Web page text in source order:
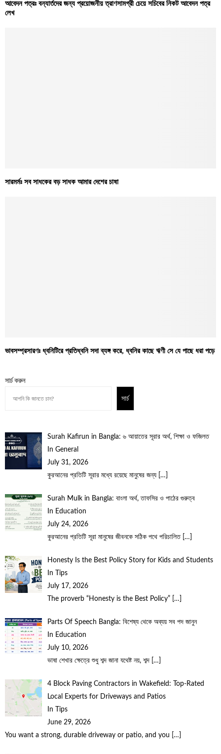
আবেদন পত্রঃ বন্যার্তদের জন্য প্রয়োজনীয় ত্রাণসামগ্রী চেয়ে সচিবের নিকট আবেদন পত্র
লেখ
সারমর্মঃ সব সাধকের বড় সাধক আমার দেশের চাষা
ভাবসম্প্রসারণঃ ধ্বনিটিরে প্রতিধ্বনি সদা ব্যঙ্গ করে, ধ্বনির কাছে ঋণী সে যে পাছে ধরা পড়ে
সার্চ করুন
সার্চ
Surah Kafirun in Bangla: ৬ আয়াতের সূরার অর্থ, শিক্ষা ও ফজিলত
In General
July 31, 2026
কুরআনের প্রতিটি সূরার মধ্যে রয়েছে মানুষের জন্য […]
Surah Mulk in Bangla: বাংলা অর্থ, তাফসির ও পাঠের গুরুত্ব
In Education
July 24, 2026
কুরআনের প্রতিটি সূরা মানুষের জীবনকে সঠিক পথে পরিচালিত […]
Honesty Is the Best Policy Story for Kids and Students
In Tips
July 17, 2026
The proverb “Honesty is the Best Policy”
[…]
Parts Of Speech Bangla: বিশেষ্য থেকে অব্যয় সব পদ জানুন
In Education
July 10, 2026
ভাষা শেখার ক্ষেত্রে শুধু শব্দ জানা যথেষ্ট নয়, শব্দ […]
4 Block Paving Contractors in Wakefield: Top-Rated
Local Experts for Driveways and Patios
In Tips
June 29, 2026
You want a strong, durable driveway or patio, and you
[…]